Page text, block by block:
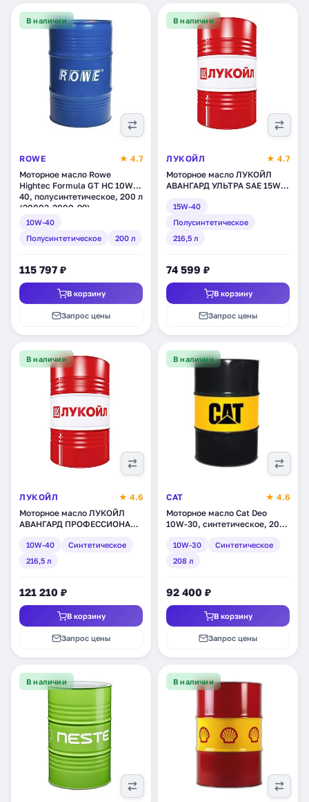
В наличии
ROWE
★ 4.7
Моторное масло Rowe
Hightec Formula GT HC 10W-
40, полусинтетическое, 200 л
(20003-2000-99)
10W-40
Полусинтетическое
200 л
115 797 ₽
В корзину
Запрос цены
В наличии
ЛУКОЙЛ
★ 4.7
Моторное масло ЛУКОЙЛ
АВАНГАРД УЛЬТРА SAE 15W-
полусинтетическое, 216,5 л
(227326)
15W-40
Полусинтетическое
216,5 л
74 599 ₽
В корзину
Запрос цены
В наличии
ЛУКОЙЛ
★ 4.6
Моторное масло ЛУКОЙЛ
АВАНГАРД ПРОФЕССИОНАЛ
синтетическое, 216,5 л
(3048582)
10W-40
Синтетическое
216,5 л
121 210 ₽
В корзину
Запрос цены
В наличии
CAT
★ 4.6
Моторное масло Cat Deo
10W-30, синтетическое, 208
10W-30
Синтетическое
208 л
92 400 ₽
В корзину
Запрос цены
В наличии В наличии